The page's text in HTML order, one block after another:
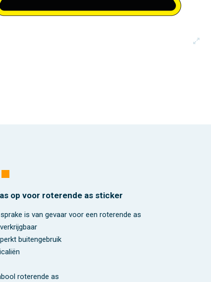
op voor roterende as sticker
is van gevaar voor een roterende as
buitengebruik
roterende as